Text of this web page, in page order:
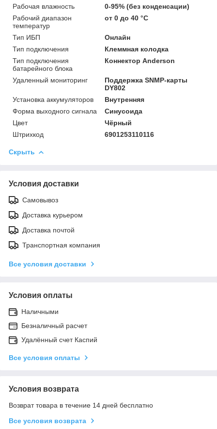
Рабочая влажность
0-95% (без конденсации)
Рабочий диапазон
температур
от 0 до 40 °С
Тип ИБП
Онлайн
Тип подключения
Клеммная колодка
Тип подключения
батарейного блока
Коннектор Anderson
Удаленный мониторинг
Поддержка SNMP-карты
DY802
Установка аккумуляторов
Внутренняя
Форма выходного сигнала
Синусоида
Цвет
Чёрный
Штрихкод
6901253110116
Скрыть
Условия доставки
Самовывоз
Доставка курьером
Доставка почтой
Транспортная компания
Все условия доставки
Условия оплаты
Наличными
Безналичный расчет
Удалённый счет Каспий
Все условия оплаты
Условия возврата
Возврат товара в течение 14 дней бесплатно
Все условия возврата